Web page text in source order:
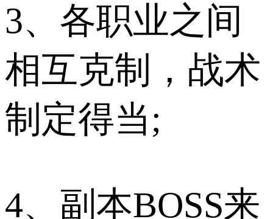
3、各职业之间
相互克制，战术
制定得当;
4、副本BOSS来